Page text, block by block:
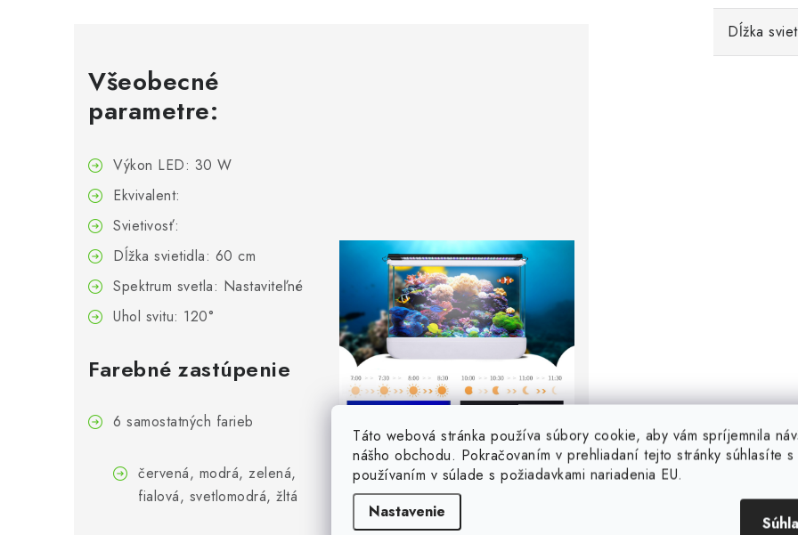
Táto webová stránka používa súbory cookie, aby vám spríjemnila
nášho obchodu. Pokračovaním v prehliadaní tejto stránky súhlasíte
používaním v súlade s požiadavkami nariadenia EU.
Nastavenie
Všeobecné
parametre:
Výkon LED: 30 W
Ekvivalent:
Svietivosť:
Dĺžka svietidla: 60 cm
Spektrum svetla: Nastaviteľné
Uhol svitu: 120°
Farebné zastúpenie
6 samostatných farieb
červená, modrá, zelená,
fialová, svetlomodrá, žltá
Dĺžka